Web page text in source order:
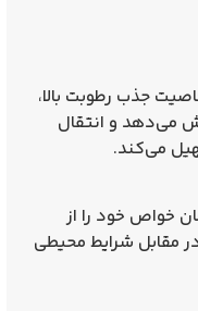
جذب رطوبت بالا،
می‌دهد و انتقال
می‌کند.
خواص خود را از
مقابل شرایط محیطی